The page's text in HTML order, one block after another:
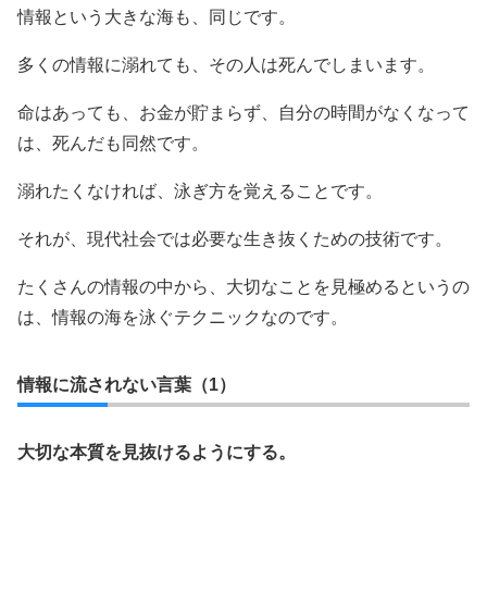
情報という大きな海も、同じです。
多くの情報に溺れても、その人は死んでしまいます。
命はあっても、お金が貯まらず、自分の時間がなくなって
は、死んだも同然です。
溺れたくなければ、泳ぎ方を覚えることです。
それが、現代社会では必要な生き抜くための技術です。
たくさんの情報の中から、大切なことを見極めるというの
は、情報の海を泳ぐテクニックなのです。
情報に流されない言葉（1）
大切な本質を見抜けるようにする。